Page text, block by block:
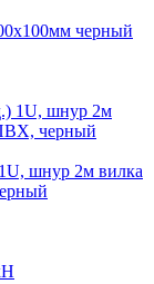
черный
шнур 2м вилка